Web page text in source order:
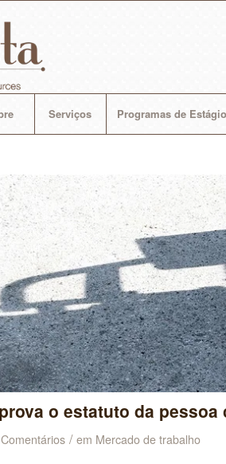
Serviços Programas de
o estatuto da
/ em Mercado de trabalho